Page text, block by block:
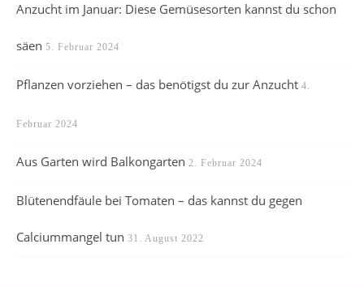
Anzucht im Januar: Diese Gemüsesorten kannst du schon
säen 5. Februar 2024
Pflanzen vorziehen – das benötigst du zur Anzucht 4.
Februar 2024
Aus Garten wird Balkongarten 2. Februar 2024
Blütenendfäule bei Tomaten – das kannst du gegen
Calciummangel tun 31. August 2022